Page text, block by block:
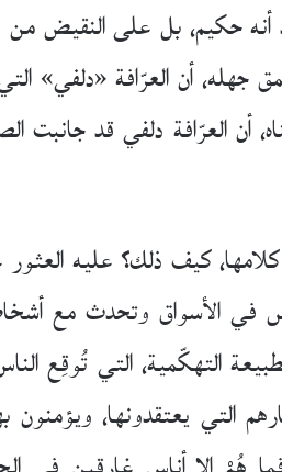
أنه حكيم، بل على النقيض
جهله، أن العرّافة «دلفي»
أن العرّافة دلفي قد
كيف ذلك؟ عليه
في الأسواق وتحدث مع
التهكّمية، التي تُوقِع
يعتقدونها، ويؤمنون